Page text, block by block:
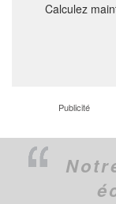
Calculez
Publicité